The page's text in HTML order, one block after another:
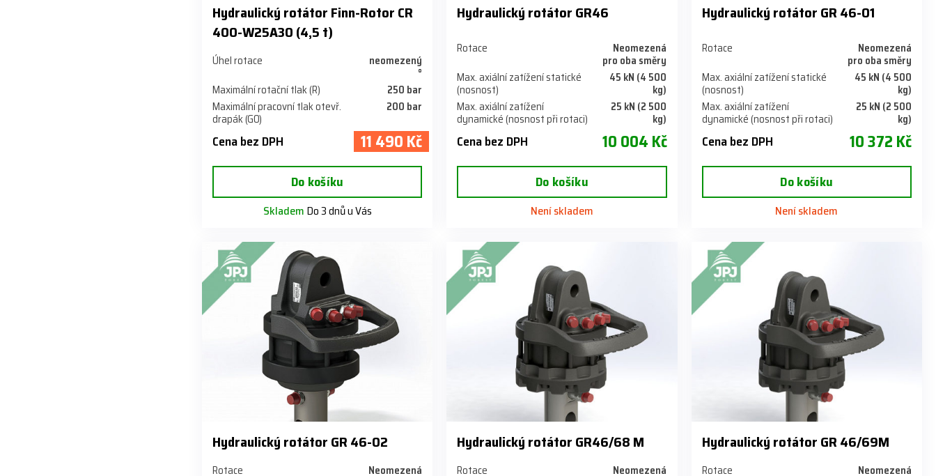
​Hydraulický rotátor Finn-Rotor CR
400-W25A30 (4,5 t)
Úhel rotace neomezený
°
Maximální rotační tlak (R)
250 bar
Maximální pracovní tlak otevř.
drapák (GO)
200 bar
Cena bez DPH 11 490 Kč
Do košíku
Skladem Do 3 dnů u Vás
Hydraulický rotátor GR46
Rotace Neomezená
pro oba směry
Max. axiální zatížení statické
(nosnost)
45 kN (4 500
kg)
Max. axiální zatížení
dynamické (nosnost při rotaci)
25 kN (2 500
kg)
Cena bez DPH 10 004 Kč
Do košíku
Není skladem
Hydraulický rotátor GR 46-01
Rotace Neomezená
pro oba směry
Max. axiální zatížení statické
(nosnost)
45 kN (4 500
kg)
Max. axiální zatížení
dynamické (nosnost při rotaci)
25 kN (2 500
kg)
Cena bez DPH 10 372 Kč
Do košíku
Není skladem
Hydraulický rotátor GR 46-02
Rotace Neomezená
Hydraulický rotátor GR46/68 M
Rotace Neomezená
Hydraulický rotátor GR 46/69M
Rotace Neomezená